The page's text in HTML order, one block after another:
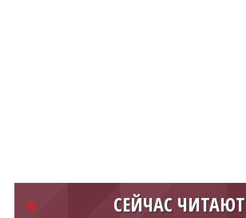
СЕЙЧАС ЧИТАЮТ